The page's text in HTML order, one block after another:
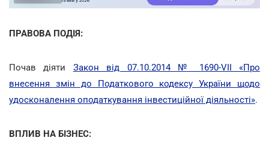
ПРАВОВА ПОДІЯ:
Почав діяти Закон від 07.10.2014 № 1690-VII «Про
внесення змін до Податкового кодексу України щодо
удосконалення оподаткування інвестиційної діяльності».
ВПЛИВ НА БІЗНЕС: